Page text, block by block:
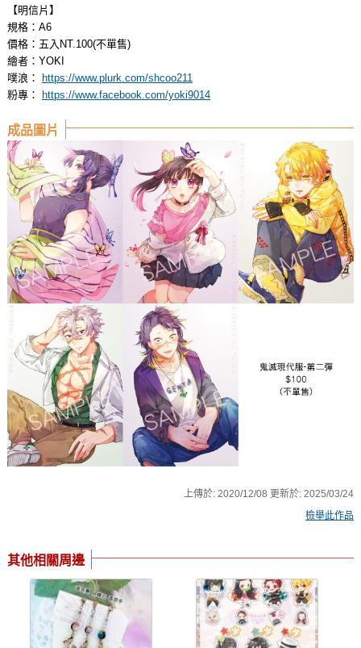
【明信片】
規格：A6
價格：五入NT.100(不單售)
繪者：YOKI
噗浪：
https://www.plurk.com/shcoo211
粉專：
https://www.facebook.com/yoki9014
成品圖片
上傳於:2020/12/08 更新於:2025/03/24
檢舉此作品
其他相關周邊